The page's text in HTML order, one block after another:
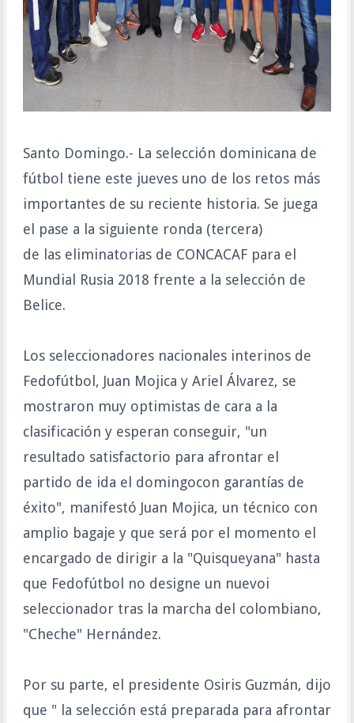
Santo Domingo.- La selección dominicana de
fútbol tiene este jueves uno de los retos más
importantes de su reciente historia. Se juega
el pase a la siguiente ronda (tercera)
de las eliminatorias de CONCACAF para el
Mundial Rusia 2018 frente a la selección de
Belice.
Los seleccionadores nacionales interinos de
Fedofútbol, Juan Mojica y Ariel Álvarez, se
mostraron muy optimistas de cara a la
clasificación y esperan conseguir, "un
resultado satisfactorio para afrontar el
partido de ida el domingocon garantías de
éxito", manifestó Juan Mojica, un técnico con
amplio bagaje y que será por el momento el
encargado de dirigir a la "Quisqueyana" hasta
que Fedofútbol no designe un nuevoi
seleccionador tras la marcha del colombiano,
"Cheche" Hernández.
Por su parte, el presidente Osiris Guzmán, dijo
que " la selección está preparada para afrontar